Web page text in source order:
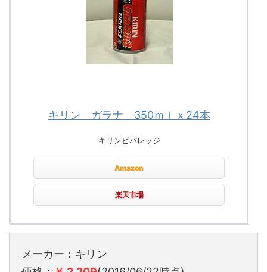
キリン ガラナ 350ｍｌｘ24本
キリンビバレッジ
Amazon
楽天市場
メーカー：キリン